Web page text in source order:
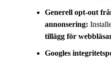
Generell opt-out
annonsering:
tillägg för
Googles